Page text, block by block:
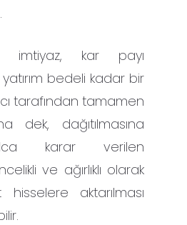
imtiyaz, kar payı
yatırım bedeli kadar bir
tarafından tamamen
dek, dağıtılmasına
karar verilen
ve ağırlıklı olarak
hisselere aktarılması